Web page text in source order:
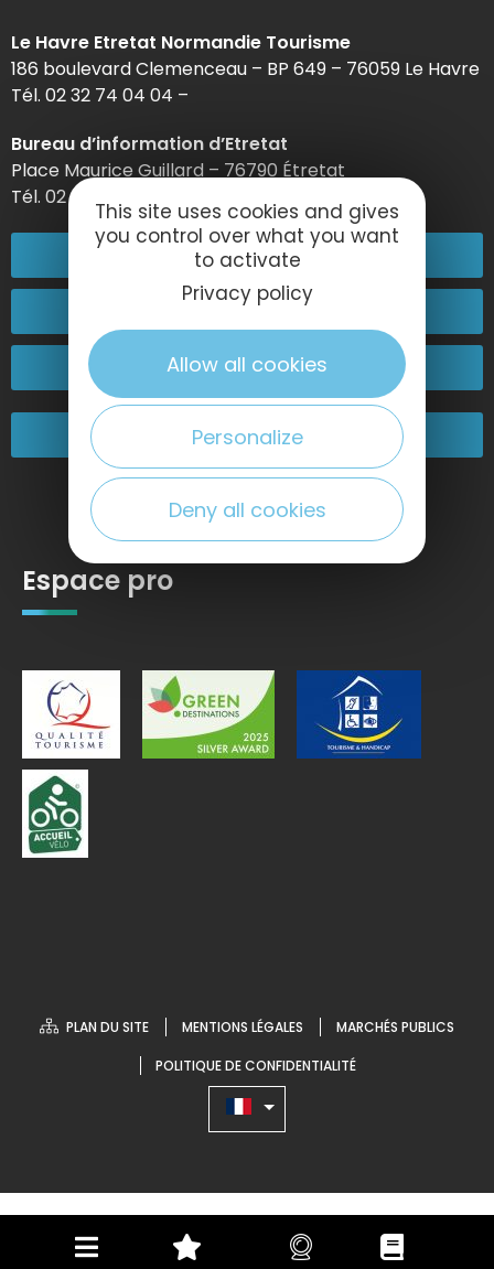
Le Havre Etretat Normandie Tourisme
186 boulevard Clemenceau – BP 649 – 76059 Le Havre
Tél. 02 32 74 04 04 –
Bureau d’information d’Etretat
Place Maurice Guillard – 76790 Étretat
Tél. 02 35 27 05 21
02 32 74 04 04
Contactez-nous
Passez nous voir !
Nos engagements
Espace pro
PLAN DU SITE MENTIONS LÉGALES MARCHÉS PUBLICS
POLITIQUE DE CONFIDENTIALITÉ
This site uses cookies and gives
you control over what you want
to activate
Privacy policy
Allow all cookies
Personalize
Deny all cookies